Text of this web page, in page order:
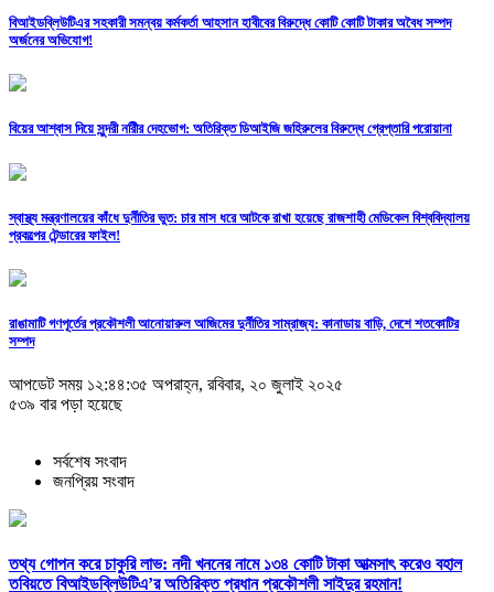
বিআইডব্লিউটিএর সহকারী সমন্বয় কর্মকর্তা আহসান হাবীবের বিরুদ্ধে কোটি কোটি টাকার অবৈধ সম্পদ
অর্জনের অভিযোগ!
বিয়ের আশ্বাস দিয়ে সুন্দরী নরিীর দেহভোগ: অতিরিক্ত ডিআইজি জহিরুলের বিরুদ্ধে গ্রেপ্তারি পরোয়ানা
স্বাস্থ্য মন্ত্রণালয়ের কাঁধে দুর্নীতির ভুত: চার মাস ধরে আটকে রাখা হয়েছে রাজশাহী মেডিকেল বিশ্ববিদ্যালয়
প্রকল্পের টেন্ডারের ফাইল!
রাঙামাটি গণপূর্তের প্রকৌশলী আনোয়ারুল আজিমের দুর্নীতির সাম্রাজ্য: কানাডায় বাড়ি, দেশে শতকোটির
সম্পদ
আপডেট সময় ১২:৪৪:৩৫ অপরাহ্ন, রবিবার, ২০ জুলাই ২০২৫
৫৩৯ বার পড়া হয়েছে
সর্বশেষ সংবাদ
জনপ্রিয় সংবাদ
তথ্য গোপন করে চাকুরি লাভ: নদী খননের নামে ১৩৪ কোটি টাকা আত্মসাৎ করেও বহাল
তবিয়তে বিআইডব্লিউটিএ’র অতিরিক্ত প্রধান প্রকৌশলী সাইদুর রহমান!